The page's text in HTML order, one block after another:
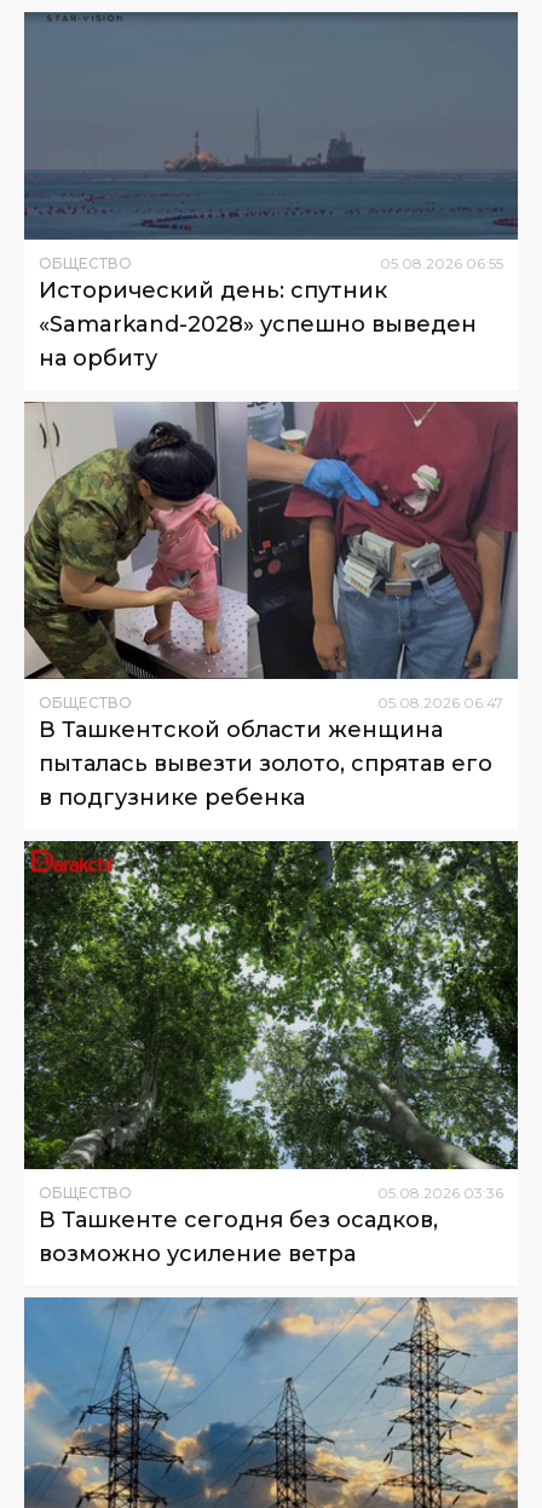
ОБЩЕСТВО 05 08 2026 06:55
Исторический день: спутник
«Samarkand-2028» успешно выведен
на орбиту
ОБЩЕСТВО 05.08.2026 06:47
В Ташкентской области женщина
пыталась вывезти золото, спрятав его
в подгузнике ребенка
ОБЩЕСТВО 05.08.2026 03:36
В Ташкенте сегодня без осадков,
возможно усиление ветра